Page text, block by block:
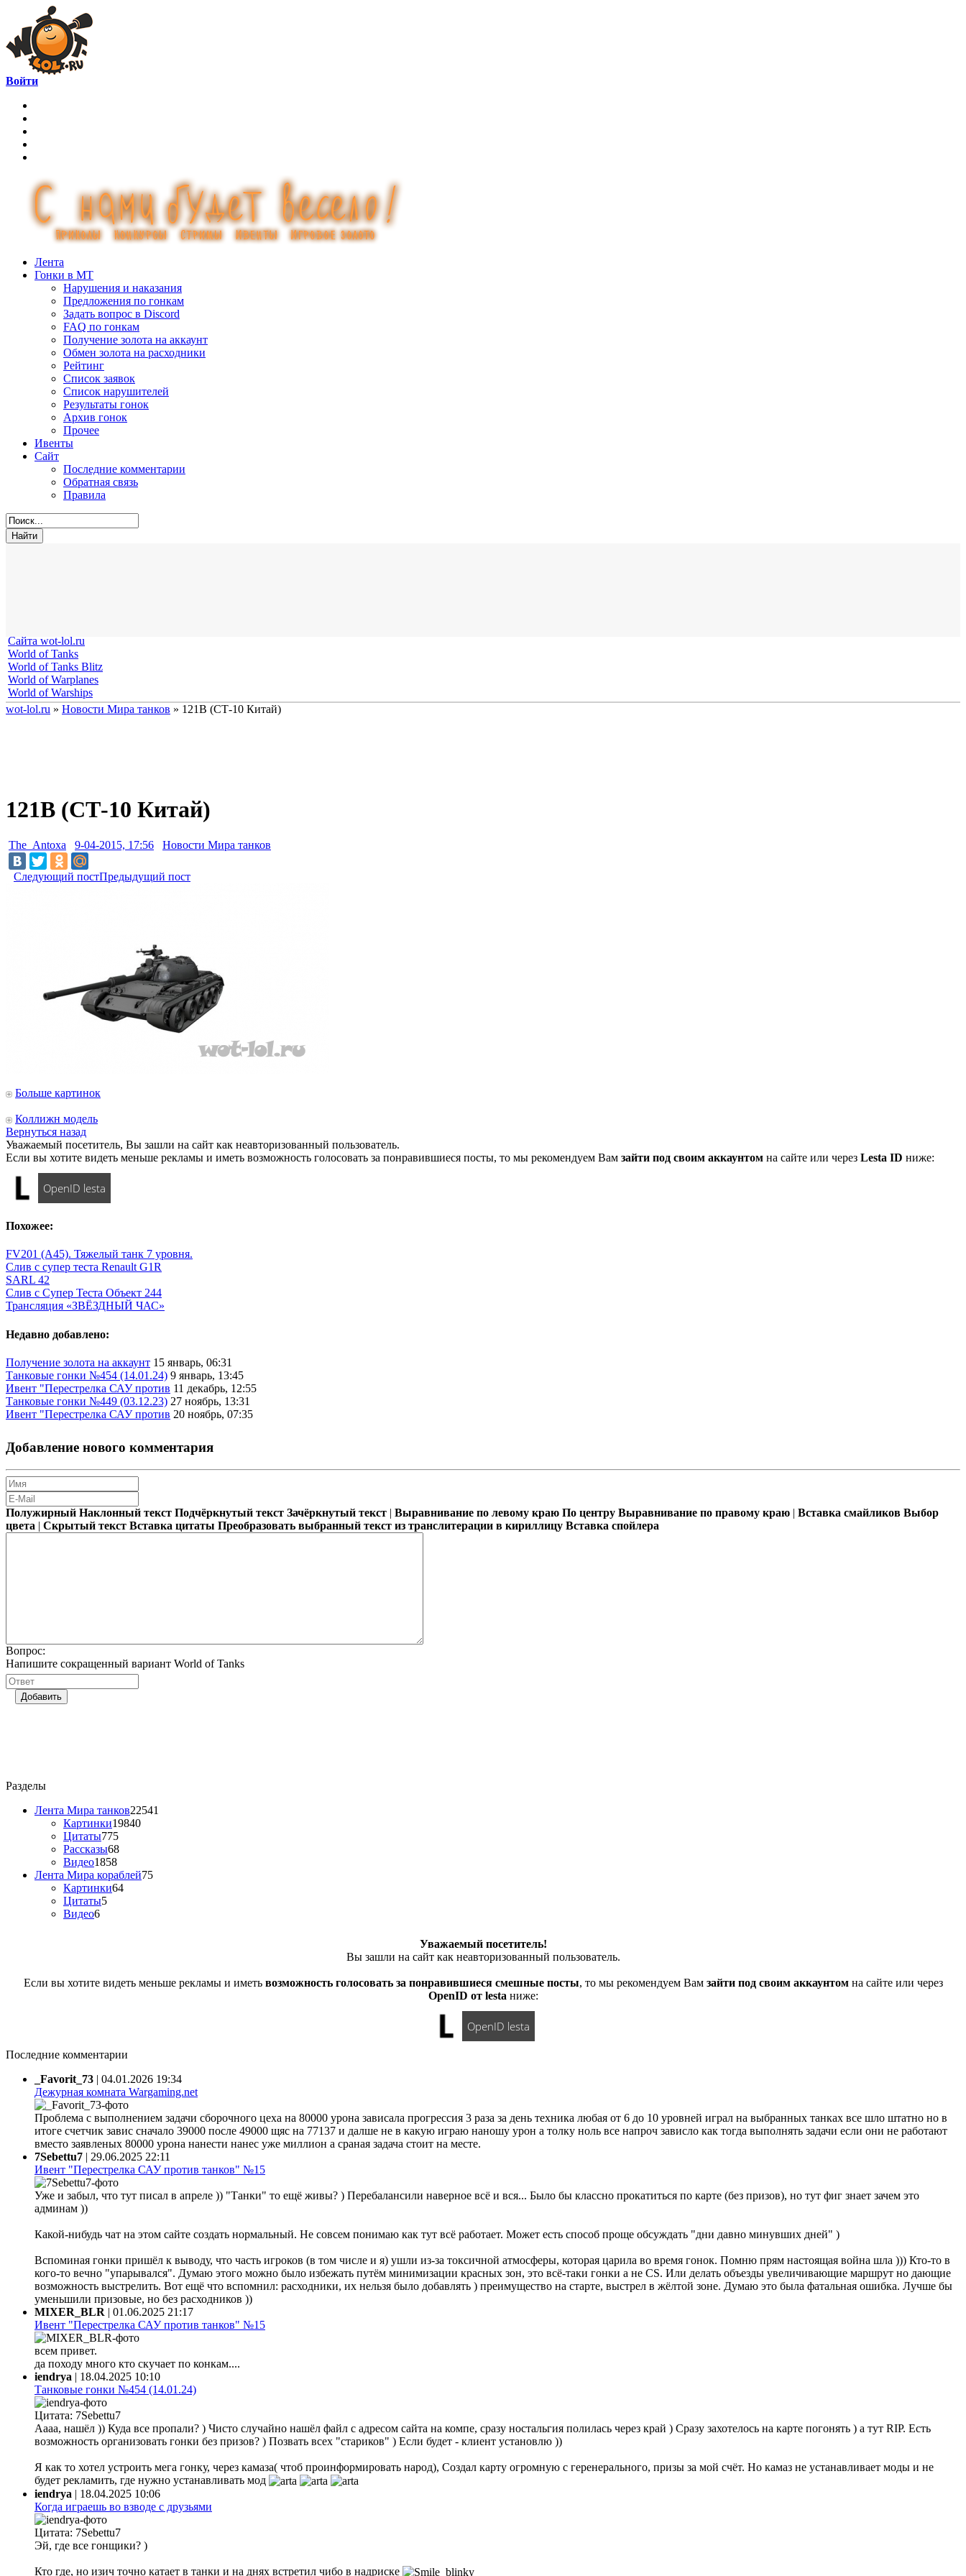
Войти
Лента
Гонки в МТ
Нарушения и наказания
Предложения по гонкам
Задать вопрос в Discord
FAQ по гонкам
Получение золота на аккаунт
Обмен золота на расходники
Рейтинг
Список заявок
Список нарушителей
Результаты гонок
Архив гонок
Прочее
Ивенты
Сайт
Последние комментарии
Обратная связь
Правила
Сайта wot-lol.ru
World of Tanks
World of Tanks Blitz
World of Warplanes
World of Warships
wot-lol.ru » Новости Мира танков » 121B (СТ-10 Китай)
121B (СТ-10 Китай)
The_Antoxa 9-04-2015, 17:56 Новости Мира танков
Следующий постПредыдущий пост
Больше картинок
Коллижн модель
Вернуться назад
Уважаемый посетитель, Вы зашли на сайт как неавторизованный пользователь.
Если вы хотите видеть меньше рекламы и иметь возможность голосовать за понравившиеся посты, то мы рекомендуем Вам зайти под своим аккаунтом на сайте или через Lesta ID ниже:
OpenID lesta
Похожее:
FV201 (А45). Тяжелый танк 7 уровня.
Слив с супер теста Renault G1R
SARL 42
Слив с Супер Теста Объект 244
Трансляция «ЗВЁЗДНЫЙ ЧАС»
Недавно добавлено:
Получение золота на аккаунт 15 январь, 06:31
Танковые гонки №454 (14.01.24) 9 январь, 13:45
Ивент "Перестрелка САУ против 11 декабрь, 12:55
Танковые гонки №449 (03.12.23) 27 ноябрь, 13:31
Ивент "Перестрелка САУ против 20 ноябрь, 07:35
Добавление нового комментария
Полужирный Наклонный текст Подчёркнутый текст Зачёркнутый текст | Выравнивание по левому краю По центру Выравнивание по правому краю | Вставка смайликов Выбор
цвета | Скрытый текст Вставка цитаты Преобразовать выбранный текст из транслитерации в кириллицу Вставка спойлера
Вопрос:
Напишите сокращенный вариант World of Tanks
Добавить
Разделы
Лента Мира танков22541
Картинки19840
Цитаты775
Рассказы68
Видео1858
Лента Мира кораблей75
Картинки64
Цитаты5
Видео6
Уважаемый посетитель!
Вы зашли на сайт как неавторизованный пользователь.
Если вы хотите видеть меньше рекламы и иметь возможность голосовать за понравившиеся смешные посты, то мы рекомендуем Вам зайти под своим аккаунтомна сайте или через
OpenID от lesta ниже:
OpenID lesta
Последние комментарии
_Favorit_73 | 04.01.2026 19:34
Дежурная комната Wargaming.net
Проблема с выполнением задачи сборочного цеха на 80000 урона зависала прогрессия 3 раза за день техника любая от 6 до 10 уровней играл на выбранных танках все шло штатно но в
итоге счетчик завис сначало 39000 после 49000 щяс на 77137 и далше не в какую играю наношу урон а толку ноль все напроч зависло как тогда выполнять задачи если они не работают
вместо заявленых 80000 урона нанести нанес уже миллион а сраная задача стоит на месте.
7Sebettu7 | 29.06.2025 22:11
Ивент "Перестрелка САУ против танков" №15
Уже и забыл, что тут писал в апреле )) "Танки" то ещё живы? ) Перебалансили наверное всё и вся... Было бы классно прокатиться по карте (без призов), но тут фиг знает зачем это
админам ))
Какой-нибудь чат на этом сайте создать нормальный. Не совсем понимаю как тут всё работает. Может есть способ проще обсуждать "дни давно минувших дней" )
Вспоминая гонки пришёл к выводу, что часть игроков (в том числе и я) ушли из-за токсичной атмосферы, которая царила во время гонок. Помню прям настоящая война шла ))) Кто-то в
кого-то вечно "упарывался". Думаю этого можно было избежать путём минимизации красных зон, это всё-таки гонки а не CS. Или делать объезды увеличивающие маршрут но дающие
возможность выстрелить. Вот ещё что вспомнил: расходники, их нельзя было добавлять ) преимущество на старте, выстрел в жёлтой зоне. Думаю это была фатальная ошибка. Лучше бы
уменьшили призовые, но без расходников ))
MIXER_BLR | 01.06.2025 21:17
Ивент "Перестрелка САУ против танков" №15
всем привет.
да походу много кто скучает по конкам....
iendrya | 18.04.2025 10:10
Танковые гонки №454 (14.01.24)
Цитата: 7Sebettu7
Аааа, нашёл )) Куда все пропали? ) Чисто случайно нашёл файл с адресом сайта на компе, сразу ностальгия полилась через край ) Сразу захотелось на карте погонять ) а тут RIP. Есть
возможность организовать гонки без призов? ) Позвать всех "стариков" ) Если будет - клиент установлю ))
Я как то хотел устроить мега гонку, через камаза( чтоб проинформировать народ), Создал карту огромную с геренерального, призы за мой счёт. Но камаз не устанавливает моды и не
будет рекламить, где нужно устанавливать мод
iendrya | 18.04.2025 10:06
Когда играешь во взводе с друзьями
Цитата: 7Sebettu7
Эй, где все гонщики? )
Кто где, но изич точно катает в танки и на днях встретил чибо в надриске